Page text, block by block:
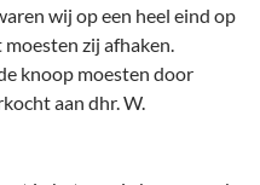
wij op een heel eind op
zij afhaken.
knoop moesten door
aan dhr. W.